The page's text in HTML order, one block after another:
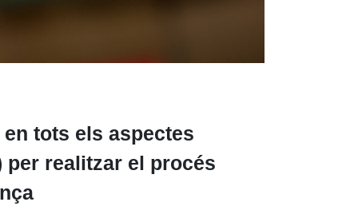
tots els aspectes
realitzar el procés